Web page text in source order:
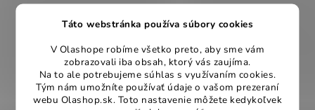
Táto webstránka používa súbory cookies
V Olashope robíme všetko preto, aby sme vám
zobrazovali iba obsah, ktorý vás zaujíma.
Na to ale potrebujeme súhlas s využívaním cookies.
Tým nám umožníte používať údaje o vašom prezeraní
webu Olashop.sk. Toto nastavenie môžete kedykoľvek